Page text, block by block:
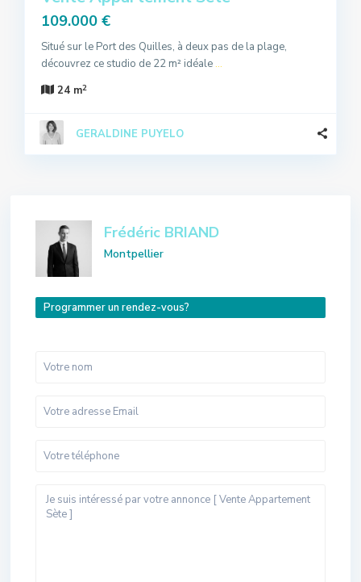
109.000 €
Situé sur le Port des Quilles, à deux pas de la plage,
découvrez ce studio de 22 m² idéale ...
24 m2
GERALDINE PUYELO
Frédéric BRIAND
Montpellier
Programmer un rendez-vous?